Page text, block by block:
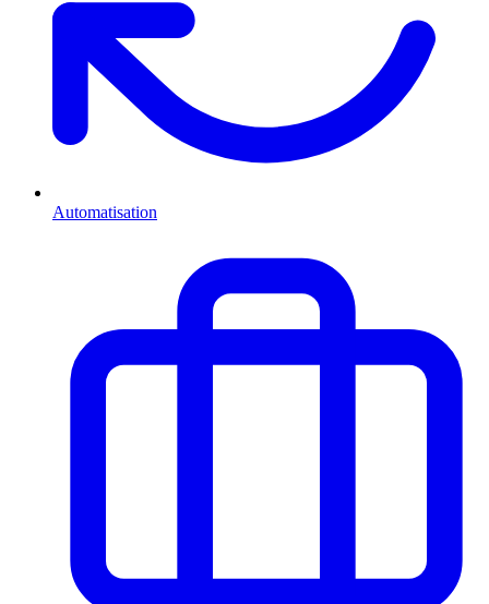
Automatisation